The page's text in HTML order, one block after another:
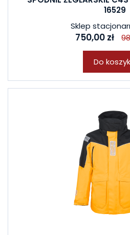
16529
Sklep
750,00 zł
Do